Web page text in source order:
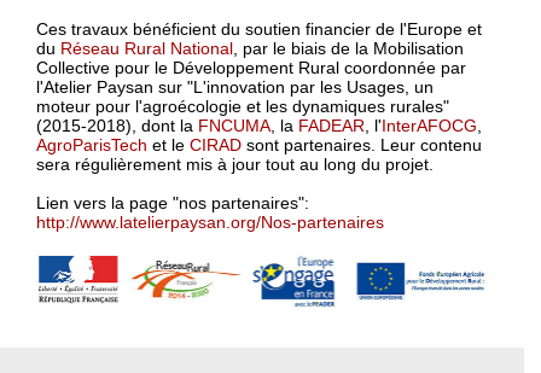
Ces travaux bénéficient du soutien financier de l'Europe et
du Réseau Rural National, par le biais de la Mobilisation
Collective pour le Développement Rural coordonnée par
l'Atelier Paysan sur "L'innovation par les Usages, un
moteur pour l'agroécologie et les dynamiques rurales"
(2015-2018), dont la FNCUMA, la FADEAR, l'InterAFOCG,
AgroParisTech et le CIRAD sont partenaires. Leur contenu
sera régulièrement mis à jour tout au long du projet.
Lien vers la page "nos partenaires":
http://www.latelierpaysan.org/Nos-partenaires